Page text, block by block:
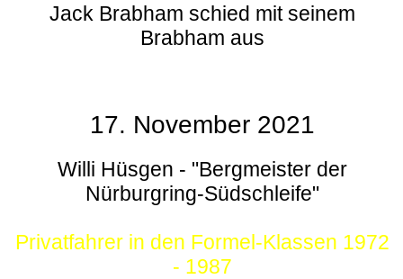
Jack Brabham schied mit seinem
Brabham aus
17. November 2021
Willi Hüsgen - "Bergmeister der
Nürburgring-Südschleife"
Privatfahrer in den Formel-Klassen 1972
- 1987